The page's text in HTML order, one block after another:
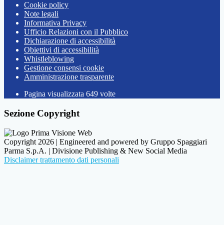
Cookie policy
Note legali
Informativa Privacy
Ufficio Relazioni con il Pubblico
Dichiarazione di accessibilità
Obiettivi di accessibilità
Whistleblowing
Gestione consensi cookie
Amministrazione trasparente
Pagina visualizzata 649 volte
Sezione Copyright
Copyright 2026 | Engineered and powered by Gruppo Spaggiari
Parma S.p.A. | Divisione Publishing & New Social Media
Disclaimer trattamento dati personali